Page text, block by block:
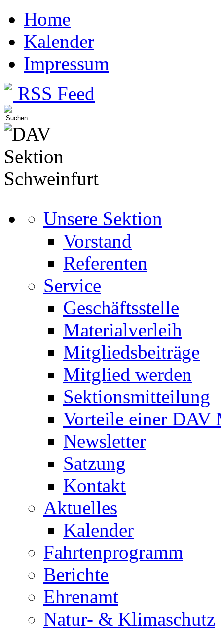
Home
Kalender
Impressum
RSS Feed
Unsere Sektion
Vorstand
Referenten
Service
Geschäftsstelle
Materialverleih
Mitgliedsbeiträge
Mitglied werden
Sektionsmitteilung
Vorteile einer DAV
Newsletter
Satzung
Kontakt
Aktuelles
Kalender
Fahrtenprogramm
Berichte
Ehrenamt
Natur- & Klimaschutz